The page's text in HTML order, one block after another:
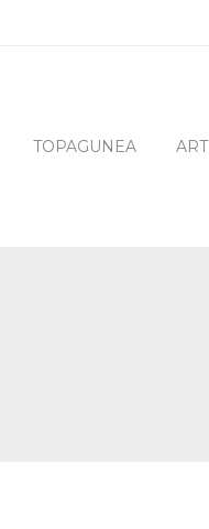
TOPAGUNEA